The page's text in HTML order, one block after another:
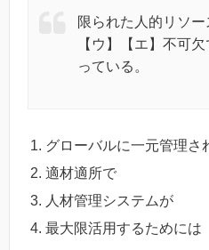
限られた人的リソー
【ウ】【エ】不可
っている。
グローバルに一元管理さ
適材適所で
人材管理システムが
最大限活用するためには